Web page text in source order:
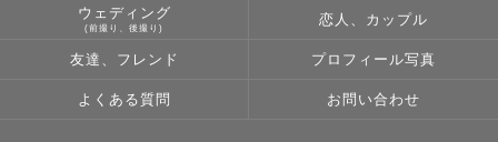
ウェディング
(前撮り、後撮り)
恋人、カップル
友達、フレンド プロフィール写真
よくある質問 お問い合わせ